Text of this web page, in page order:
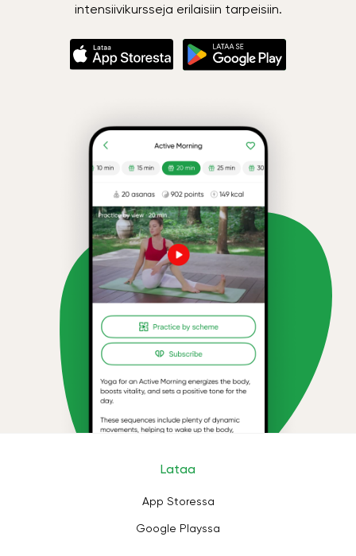
intensiivikursseja erilaisiin tarpeisiin.
Lataa
App Storessa
Google Playssa